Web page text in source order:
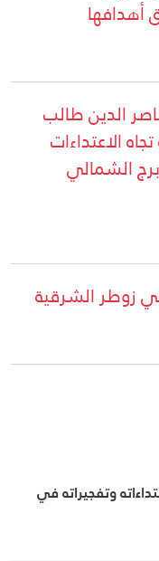
أهدافها
الدين طالب
الاعتداءات
الشمالي
زوطر الشرقية
وتفجيراته في